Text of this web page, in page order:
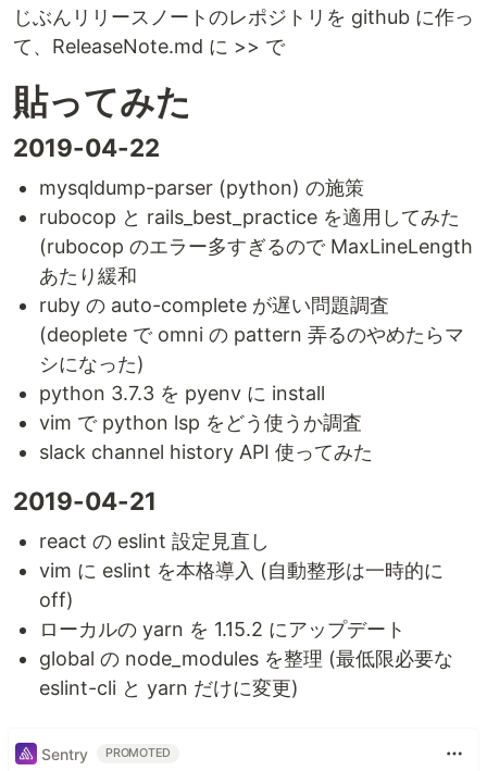
じぶんリリースノートのレポジトリを github に作っ
て、ReleaseNote.md に >> で
貼ってみた
2019-04-22
mysqldump-parser (python) の施策
rubocop と rails_best_practice を適用してみた
(rubocop のエラー多すぎるので MaxLineLength
あたり緩和
ruby の auto-complete が遅い問題調査
(deoplete で omni の pattern 弄るのやめたらマ
シになった)
python 3.7.3 を pyenv に install
vim で python lsp をどう使うか調査
slack channel history API 使ってみた
2019-04-21
react の eslint 設定見直し
vim に eslint を本格導入 (自動整形は一時的に
off)
ローカルの yarn を 1.15.2 にアップデート
global の node_modules を整理 (最低限必要な
eslint-cli と yarn だけに変更)
Sentry PROMOTED